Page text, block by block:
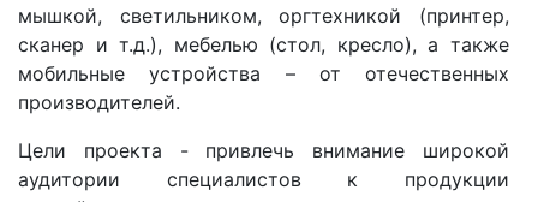
мышкой, светильником, оргтехникой (принтер,
сканер и т.д.), мебелью (стол, кресло), а также
мобильные устройства – от отечественных
производителей.
Цели проекта - привлечь внимание широкой
аудитории специалистов к продукции